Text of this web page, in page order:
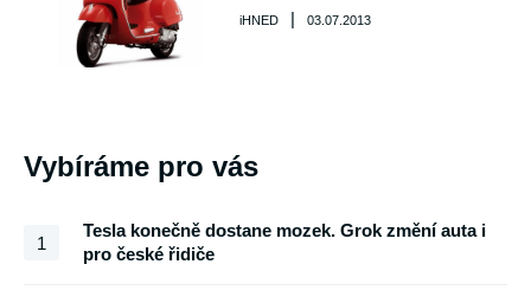
iHNED | 03.07.2013
Vybíráme pro vás
1
Tesla konečně dostane mozek. Grok změní auta i
pro české řidiče